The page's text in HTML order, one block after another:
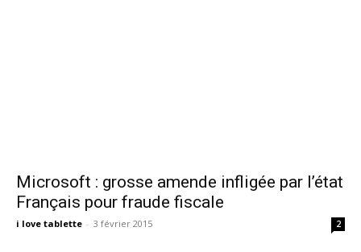
Microsoft : grosse amende infligée par l’état
Français pour fraude fiscale
i love tablette - 3 février 2015 2